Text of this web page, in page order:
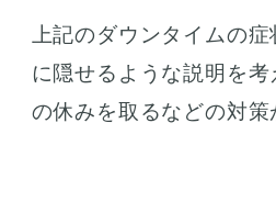
上記のダウンタイムの
に隠せるような説明を
の休みを取るなどの対策